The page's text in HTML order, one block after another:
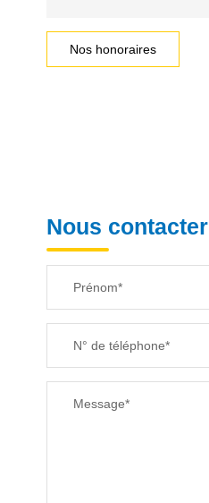
Nos honoraires
Nous contacter
Prénom*
N° de téléphone*
Message*